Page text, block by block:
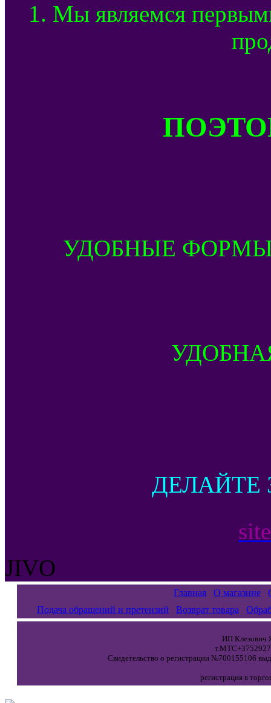
1. Мы являемся
УДОБНЫЕ
ДЕЛАЙТЕ
JIVO
Главная О магазине
Подача обращений и претензий
Возврат товара
ИП Клезович
Свидетельство о регистрации №700155106
регистрация в